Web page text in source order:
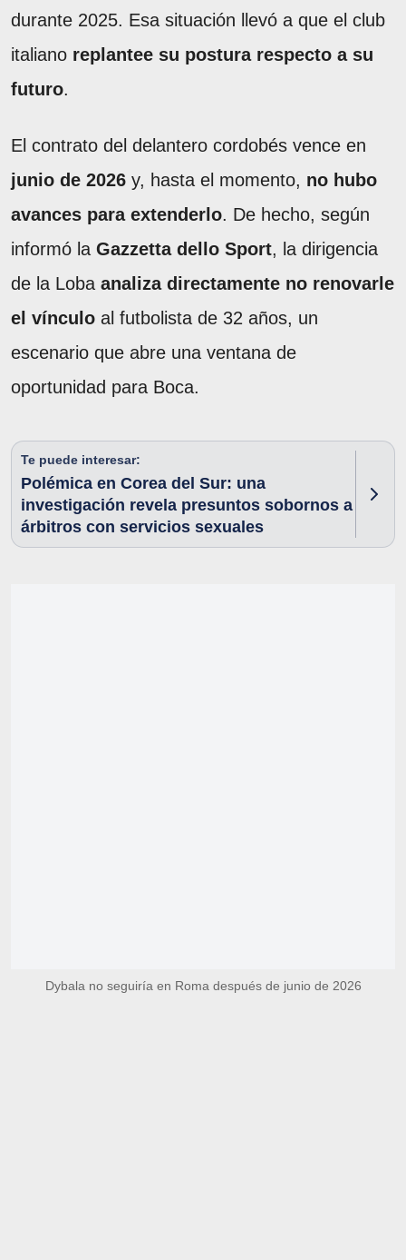
durante 2025. Esa situación llevó a que el club
italiano replantee su postura respecto a su
futuro.
El contrato del delantero cordobés vence en
junio de 2026 y, hasta el momento, no hubo
avances para extenderlo. De hecho, según
informó la Gazzetta dello Sport, la dirigencia
de la Loba analiza directamente no renovarle
el vínculo al futbolista de 32 años, un
escenario que abre una ventana de
oportunidad para Boca.
Te puede interesar:
Polémica en Corea del Sur: una
investigación revela presuntos sobornos a
árbitros con servicios sexuales
Dybala no seguiría en Roma después de junio de 2026